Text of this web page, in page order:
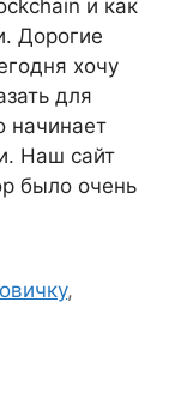
и как
Дорогие
хочу
для
начинает
Наш сайт
было очень
,